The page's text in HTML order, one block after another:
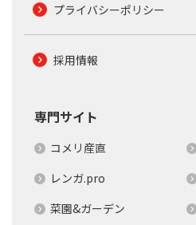
プライバシーポリシー
採用情報
専門サイト
コメリ産直
レンガ.pro
菜園&ガーデン